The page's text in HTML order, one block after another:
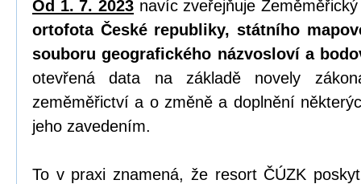
Od 1. 7. 2023 navíc zveřejňuje
ortofota České republiky, státního
souboru geografického názvosloví a
otevřená data na základě novely
zeměměřictví a o změně a doplnění
jeho zavedením.
To v praxi znamená, že resort ČÚZK